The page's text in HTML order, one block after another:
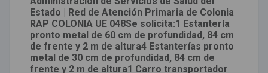
Estado | Red de Atención Primaria de Colonia
RAP COLONIA UE 048Se solicita:1 Estantería
pronto metal de 60 cm de profundidad, 84 cm
de frente y 2 m de altura4 Estanterías pronto
metal de 30 cm de profundidad, 84 cm de
frente y 2 m de altura1 Carro transportador